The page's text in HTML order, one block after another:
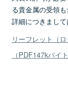
る貴金属の受領も
詳細につきまして
リーフレット（
（PDF147kバイト